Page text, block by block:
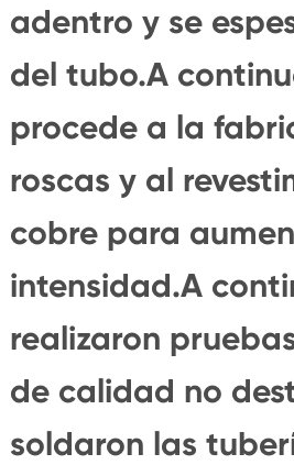
adentro y se
del tubo.A
procede a la
roscas y al
cobre para
intensidad.A
realizaron
de calidad no
soldaron las